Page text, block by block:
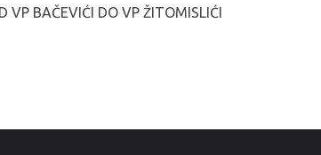
VP BAČEVIĆI DO VP ŽITOMISLIĆI